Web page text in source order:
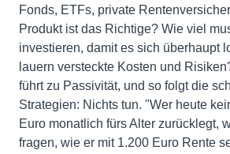
Fonds, ETFs, private
Produkt ist das Richtige? Wie viel
investieren, damit es sich überhaupt
lauern versteckte Kosten und
führt zu Passivität, und so folgt die
Strategien: Nichts tun. "Wer heute
Euro monatlich fürs Alter zurücklegt,
fragen, wie er mit 1.200 Euro Rente